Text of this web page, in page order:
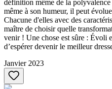
définition même de la
même à son humeur, il peut
Chacune d'elles avec des
maître de choisir quelle
venir ! Une chose est sûre : Évoli
d’espérer devenir le meilleur
Janvier 2023